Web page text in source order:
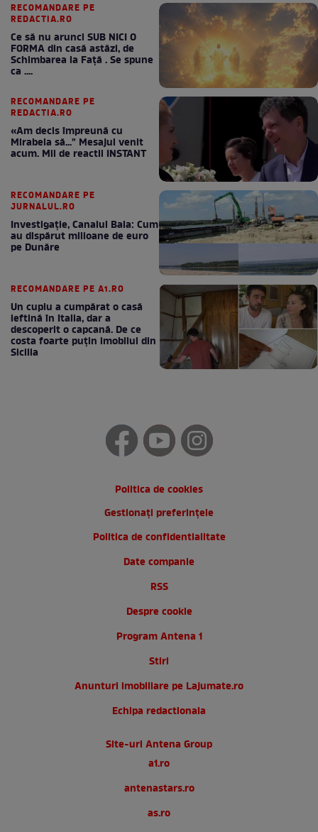
RECOMANDARE PE
REDACTIA.RO
Ce să nu arunci SUB NICI O
FORMA din casă astăzi, de
Schimbarea la Față . Se spune
ca ....
RECOMANDARE PE
REDACTIA.RO
«Am decis împreună cu
Mirabela să..." Mesajul venit
acum. Mii de reactii INSTANT
RECOMANDARE PE
JURNALUL.RO
Investigație, Canalul Bala: Cum
au dispărut milioane de euro
pe Dunăre
RECOMANDARE PE A1.RO
Un cuplu a cumpărat o casă
ieftină în Italia, dar a
descoperit o capcană. De ce
costa foarte puțin imobilul din
Sicilia
Politica de cookies
Gestionați preferințele
Politica de confidentialitate
Date companie
RSS
Despre cookie
Program Antena 1
Stiri
Anunturi imobiliare pe Lajumate.ro
Echipa redactionala
Site-uri Antena Group
a1.ro
antenastars.ro
as.ro